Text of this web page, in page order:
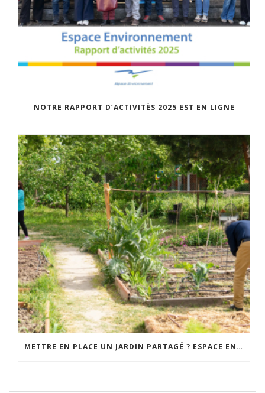
NOTRE RAPPORT D’ACTIVITÉS 2025 EST EN LIGNE
METTRE EN PLACE UN JARDIN PARTAGÉ ? ESPACE ENVIRONNEMENT VOUS ACCOMPAGNE